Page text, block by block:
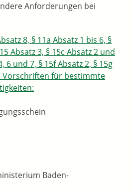
Anforderungen bei
8, § 11a Absatz 1 bis 6, §
Absatz 3, § 15c Absatz 2 und
6 und 7, § 15f Absatz 2, § 15g
Vorschriften für bestimmte
Baden-